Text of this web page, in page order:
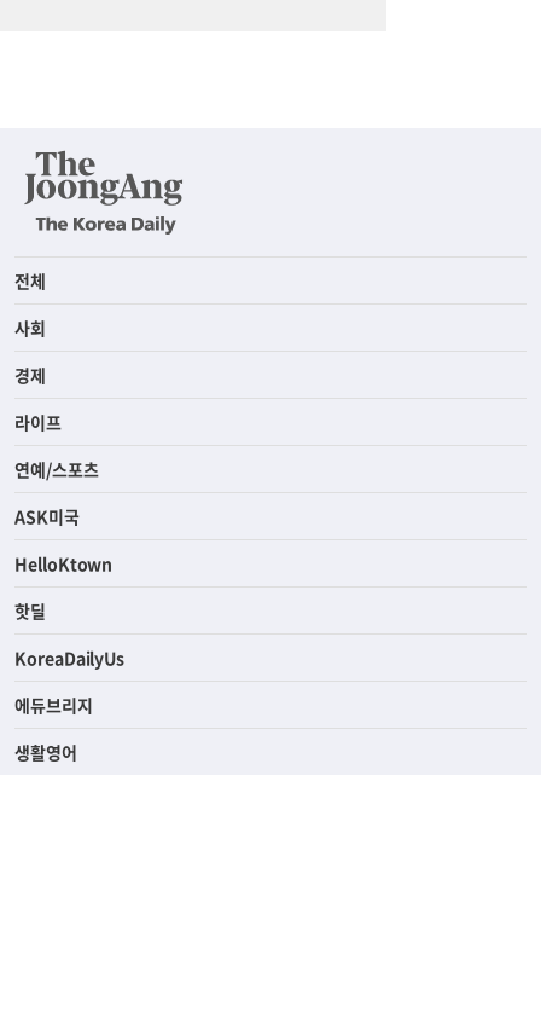
전체
사회
경제
라이프
연예/스포츠
ASK미국
HelloKtown
핫딜
KoreaDailyUs
에듀브리지
생활영어